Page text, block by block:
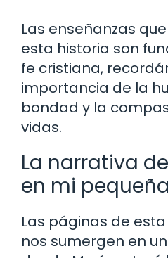
Las enseñanzas
esta historia son
fe cristiana,
importancia de la
bondad y la
vidas.
La narrativa
en mi
Las páginas de
nos sumergen en